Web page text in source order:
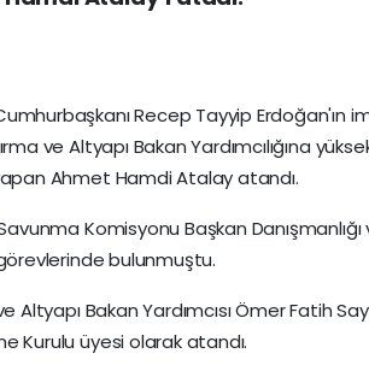
Recep Tayyip Erdoğan'ın
ve Altyapı Bakan Yardımcılığına
Ahmet Hamdi Atalay atandı.
Komisyonu Başkan
bulunmuştu.
Altyapı Bakan Yardımcısı Ömer Fatih
Kurulu üyesi olarak atandı.